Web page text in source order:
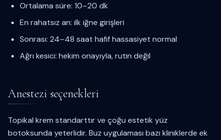
Ortalama süre: 10–20 dk
En rahatsız an: ilk iğne girişleri
Sonrası: 24–48 saat hafif hassasiyet normal
Ağrı kesici: hekim onayıyla, rutin değil
Anestezi seçenekleri
Topikal krem standarttır ve çoğu estetik yüz
botoksunda yeterlidir. Buz uygulaması bazı kliniklerde ek